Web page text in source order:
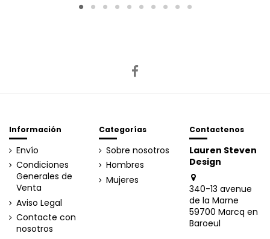
Información
Envío
Condiciones
Generales de
Venta
Aviso Legal
Contacte con
nosotros
Categorías
Sobre nosotros
Hombres
Mujeres
Contactenos
Lauren Steven
Design
340-13 avenue
de la Marne
59700 Marcq en
Baroeul